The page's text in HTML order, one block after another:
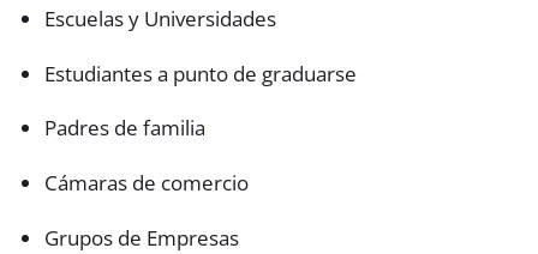
Escuelas y Universidades
Estudiantes a punto de graduarse
Padres de familia
Cámaras de comercio
Grupos de Empresas